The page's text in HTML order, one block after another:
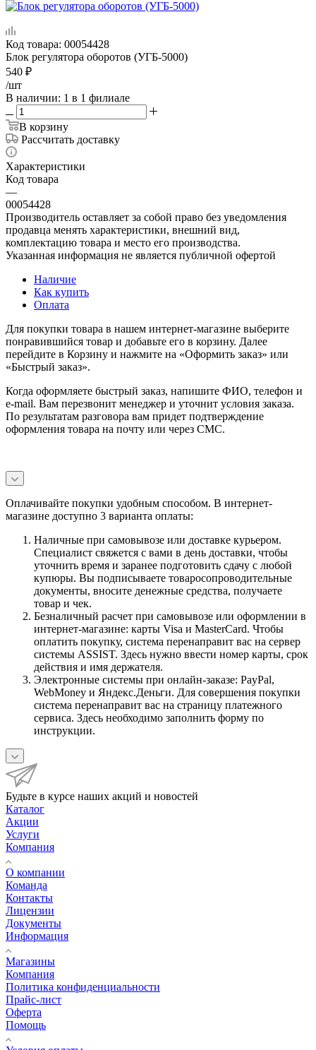
Код товара: 00054428
Блок регулятора оборотов (УГБ-5000)
540 ₽
/шт
В наличии: 1 в 1 филиале
В корзину
Рассчитать доставку
Характеристики
Код товара
—
00054428
Производитель оставляет за собой право без уведомления
продавца менять характеристики, внешний вид,
комплектацию товара и место его производства.
Указанная информация не является публичной офертой
Наличие
Как купить
Оплата
Для покупки товара в нашем интернет-магазине выберите
понравившийся товар и добавьте его в корзину. Далее
перейдите в Корзину и нажмите на «Оформить заказ» или
«Быстрый заказ».
Когда оформляете быстрый заказ, напишите ФИО, телефон и
e-mail. Вам перезвонит менеджер и уточнит условия заказа.
По результатам разговора вам придет подтверждение
оформления товара на почту или через СМС.
Оплачивайте покупки удобным способом. В интернет-
магазине доступно 3 варианта оплаты:
Наличные при самовывозе или доставке курьером.
Специалист свяжется с вами в день доставки, чтобы
уточнить время и заранее подготовить сдачу с любой
купюры. Вы подписываете товаросопроводительные
документы, вносите денежные средства, получаете
товар и чек.
Безналичный расчет при самовывозе или оформлении в
интернет-магазине: карты Visa и MasterCard. Чтобы
оплатить покупку, система перенаправит вас на сервер
системы ASSIST. Здесь нужно ввести номер карты, срок
действия и имя держателя.
Электронные системы при онлайн-заказе: PayPal,
WebMoney и Яндекс.Деньги. Для совершения покупки
система перенаправит вас на страницу платежного
сервиса. Здесь необходимо заполнить форму по
инструкции.
Будьте в курсе наших акций и новостей
Каталог
Акции
Услуги
Компания
О компании
Команда
Контакты
Лицензии
Документы
Информация
Магазины
Компания
Политика конфиденциальности
Прайс-лист
Оферта
Помощь